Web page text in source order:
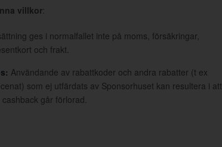
villkor:
ges i normalfallet inte på moms, försäkringar,
och frakt.
Användande av rabattkoder och andra rabatter (t ex
som ej utfärdats av Sponsorhuset kan resultera i att
cashback går förlorad.